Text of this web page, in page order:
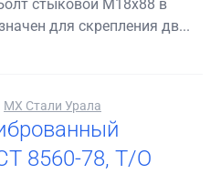
стыковой М18х88 в
для скрепления дв...
МХ Стали Урала
8560-78, Т/О